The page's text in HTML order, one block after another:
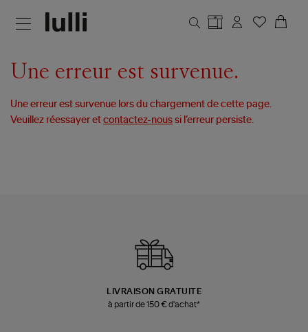
Une erreur est survenue.
Une erreur est survenue lors du chargement de cette page.
Veuillez réessayer etcontactez-nous si l’erreur persiste.
LIVRAISON GRATUITE
à partir de 150 € d'achat*